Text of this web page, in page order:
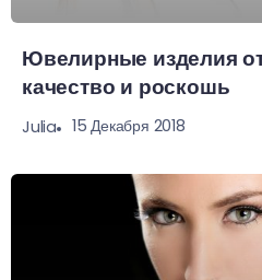
Ювелирные изделия
качество и роскошь
Julia 15 Декабря 2018